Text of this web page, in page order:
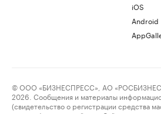
iOS
Android
© ООО «БИЗНЕСПРЕСС», АО
2026. Сообщения и материалы
(свидетельство о регистрации средства